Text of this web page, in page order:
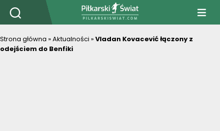
PiłkarskiSwiat.com
Strona główna »Aktualności »Vladan Kovacević łączony z
odejściem do Benfiki